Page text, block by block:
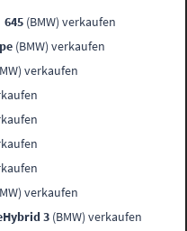
645 (BMW) verkaufen
(BMW) verkaufen
verkaufen
verkaufen
3 (BMW) verkaufen